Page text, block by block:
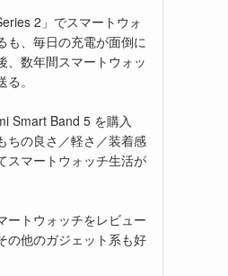
2」でスマートウォ
も、毎日の充電が面倒に
、数年間スマートウォッ
。
Smart Band 5 を購入
ちの良さ／軽さ／装着感
スマートウォッチ生活が
ートウォッチをレビュー
の他のガジェット系も好